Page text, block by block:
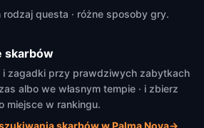
questa · różne sposoby gry.
skarbów
i zagadki przy prawdziwych zabytkach
albo we własnym tempie · i zbierz
miejsce w rankingu.
skarbów w Palma Nova→